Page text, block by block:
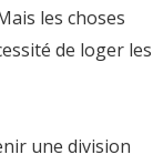
les choses
de loger les
une division